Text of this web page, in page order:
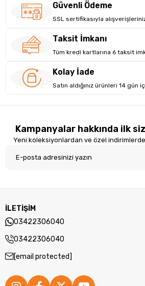
Güvenli Ödeme
SSL sertifikasıyla
Taksit İmkanı
Tüm kredi kartlarına 6 taksit
Kolay İade
Satın aldığınız ürünleri 14
Kampanyalar hakkında ilk
Yeni koleksiyonlardan ve özel
İLETİŞİM
03422306040
03422306040
[email protected]